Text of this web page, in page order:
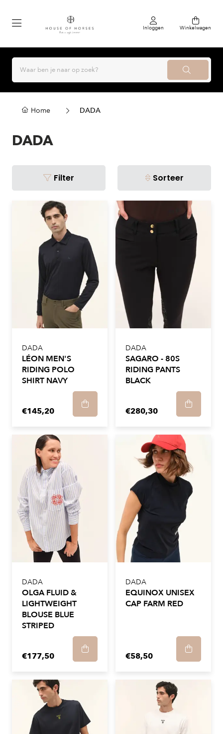
Inloggen Winkelwagen
Home DADA
DADA
Filter Sorteer
DADA
LÉON MEN'S
RIDING POLO
SHIRT NAVY
€145,20
DADA
SAGARO - 80S
RIDING PANTS
BLACK
€280,30
DADA
OLGA FLUID &
LIGHTWEIGHT
BLOUSE BLUE
STRIPED
€177,50
DADA
EQUINOX UNISEX
CAP FARM RED
€58,50